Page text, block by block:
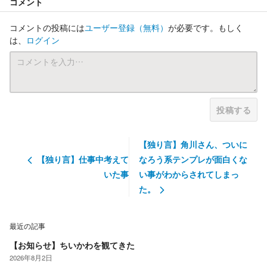
コメントの投稿にはユーザー登録 （無料） が必要です。もしく
は、 ログイン
投稿する
【独り言】仕事中考えて
いた事
【独り言】角川さん、ついに
なろう系テンプレが面白くな
い事がわからされてしまっ
た。
最近の記事
【お知らせ】ちいかわを観てきた
2026年8月2日